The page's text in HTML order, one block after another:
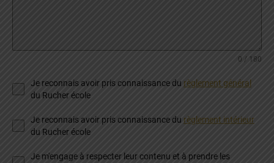
0 / 180
Je reconnais avoir pris connaissance du règlement général
du Rucher école
Je reconnais avoir pris connaissance du règlement intérieur
du Rucher école
Je m'engage à respecter leur contenu et à prendre les